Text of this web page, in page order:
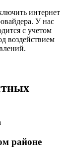
интернет
У нас
с учетом
воздействием
районе